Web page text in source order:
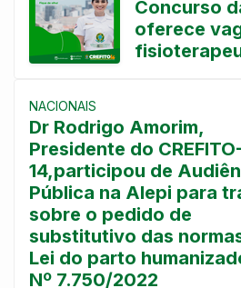
Concurso
oferece
NACIONAIS
Dr Rodrigo Amorim,
Presidente do
14,participou de
Pública na Alepi para
sobre o pedido de
substitutivo das
Lei do parto
Nº 7.750/2022